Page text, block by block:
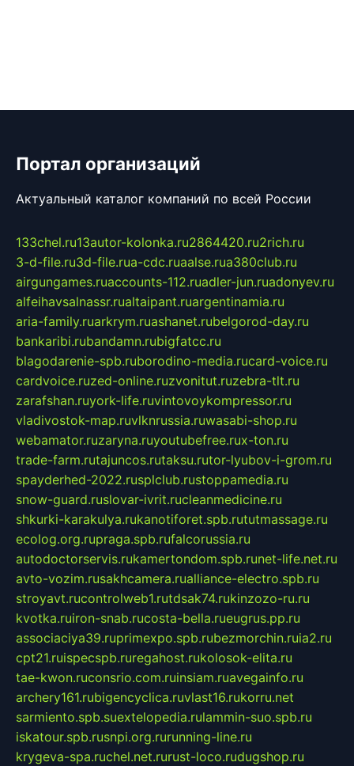
Портал организаций
Актуальный каталог компаний по всей России
133chel.ru13autor-kolonka.ru2864420.ru2rich.ru
3-d-file.ru3d-file.rua-cdc.ruaalse.rua380club.ru
airgungames.ruaccounts-112.ruadler-jun.ruadonyev.ru
alfeihavsalnassr.rualtaipant.ruargentinamia.ru
aria-family.ruarkrym.ruashanet.rubelgorod-day.ru
bankaribi.rubandamn.rubigfatcc.ru
blagodarenie-spb.ruborodino-media.rucard-voice.ru
cardvoice.ruzed-online.ruzvonitut.ruzebra-tlt.ru
zarafshan.ruyork-life.ruvintovoykompressor.ru
vladivostok-map.ruvlknrussia.ruwasabi-shop.ru
webamator.ruzaryna.ruyoutubefree.rux-ton.ru
trade-farm.rutajuncos.rutaksu.rutor-lyubov-i-grom.ru
spayderhed-2022.rusplclub.rustoppamedia.ru
snow-guard.ruslovar-ivrit.rucleanmedicine.ru
shkurki-karakulya.rukanotiforet.spb.rututmassage.ru
ecolog.org.rupraga.spb.rufalcorussia.ru
autodoctorservis.rukamertondom.spb.runet-life.net.ru
avto-vozim.rusakhcamera.rualliance-electro.spb.ru
stroyavt.rucontrolweb1.rutdsak74.rukinzozo-ru.ru
kvotka.ruiron-snab.rucosta-bella.rueugrus.pp.ru
associaciya39.ruprimexpo.spb.rubezmorchin.ruia2.ru
cpt21.ruispecspb.ruregahost.rukolosok-elita.ru
tae-kwon.ruconsrio.com.ruinsiam.ruavegainfo.ru
archery161.rubigencyclica.ruvlast16.rukorru.net
sarmiento.spb.suextelopedia.rulammin-suo.spb.ru
iskatour.spb.rusnpi.org.rurunning-line.ru
krygeva-spa.ruchel.net.rurust-loco.rudugshop.ru